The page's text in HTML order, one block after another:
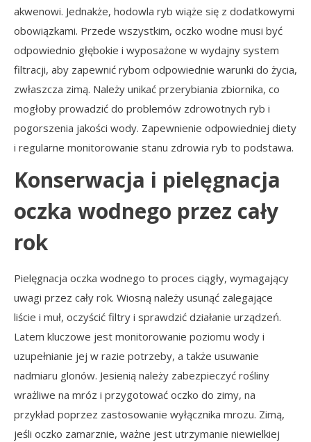
akwenowi. Jednakże, hodowla ryb wiąże się z dodatkowymi
obowiązkami. Przede wszystkim, oczko wodne musi być
odpowiednio głębokie i wyposażone w wydajny system
filtracji, aby zapewnić rybom odpowiednie warunki do życia,
zwłaszcza zimą. Należy unikać przerybiania zbiornika, co
mogłoby prowadzić do problemów zdrowotnych ryb i
pogorszenia jakości wody. Zapewnienie odpowiedniej diety
i regularne monitorowanie stanu zdrowia ryb to podstawa.
Konserwacja i pielęgnacja
oczka wodnego przez cały
rok
Pielęgnacja oczka wodnego to proces ciągły, wymagający
uwagi przez cały rok. Wiosną należy usunąć zalegające
liście i muł, oczyścić filtry i sprawdzić działanie urządzeń.
Latem kluczowe jest monitorowanie poziomu wody i
uzupełnianie jej w razie potrzeby, a także usuwanie
nadmiaru glonów. Jesienią należy zabezpieczyć rośliny
wrażliwe na mróz i przygotować oczko do zimy, na
przykład poprzez zastosowanie wyłącznika mrozu. Zimą,
jeśli oczko zamarznie, ważne jest utrzymanie niewielkiej